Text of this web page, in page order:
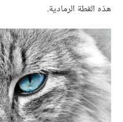
هذه القطة الرمادية.